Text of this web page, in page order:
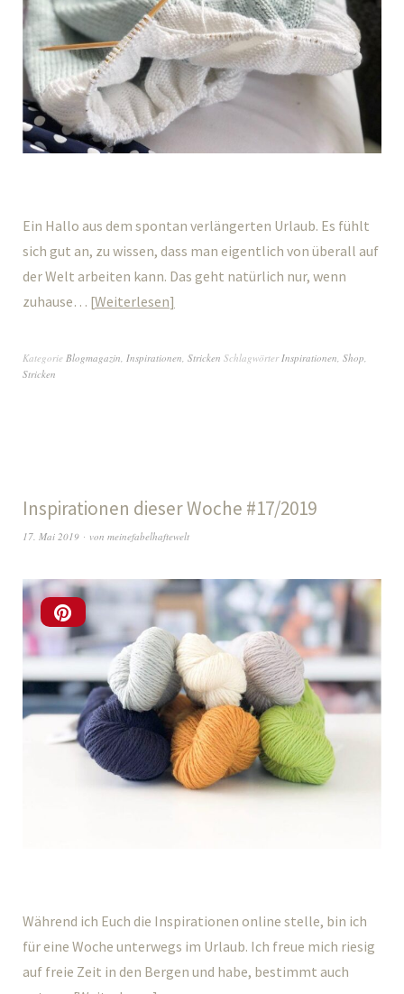
Ein Hallo aus dem spontan verlängerten Urlaub. Es fühlt
sich gut an, zu wissen, dass man eigentlich von überall auf
der Welt arbeiten kann. Das geht natürlich nur, wenn
zuhause… Weiterlesen
Kategorie Blogmagazin, Inspirationen, Stricken SchlagwörterInspirationen, Shop,
Stricken
Inspirationen dieser Woche #17/2019
17. Mai 2019 von meinefabelhaftewelt
Während ich Euch die Inspirationen online stelle, bin ich
für eine Woche unterwegs im Urlaub. Ich freue mich riesig
auf freie Zeit in den Bergen und habe, bestimmt auch